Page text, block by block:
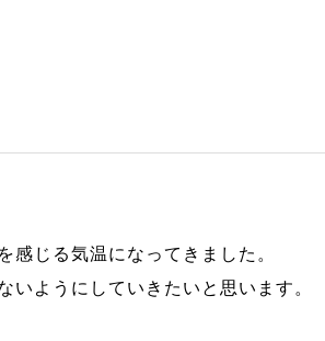
感じる気温になってきました。
ようにしていきたいと思います。